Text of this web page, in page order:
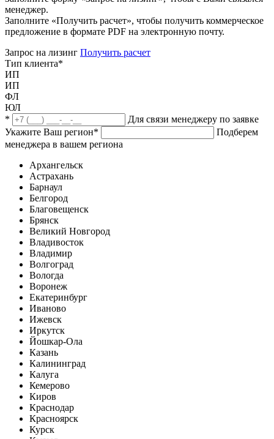
менеджер.
Заполните «Получить расчет», чтобы получить коммерческое
предложение в формате PDF на электронную почту.
Запрос на лизинг Получить расчет
Тип клиента*
ИП
ИП
ФЛ
ЮЛ
*
Для связи менеджеру по заявке
Укажите Ваш регион*
Подберем
менеджера в вашем региона
Архангельск
Астрахань
Барнаул
Белгород
Благовещенск
Брянск
Великий Новгород
Владивосток
Владимир
Волгоград
Вологда
Воронеж
Екатеринбург
Иваново
Ижевск
Иркутск
Йошкар-Ола
Казань
Калининград
Калуга
Кемерово
Киров
Краснодар
Красноярск
Курск